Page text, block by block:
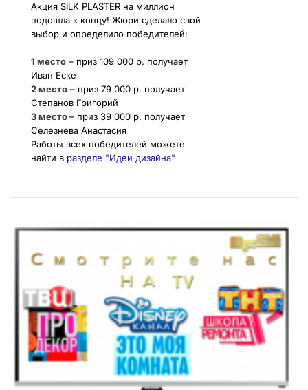
Акция SILK PLASTER на миллион
подошла к концу! Жюри сделало свой
выбор и определило победителей:
1 место – приз 109 000 р. получает
Иван Еске
2 место – приз 79 000 р. получает
Степанов Григорий
3 место– приз 39 000 р. получает
Селезнева Анастасия
Работы всех победителей можете
найти в разделе "Идеи дизайна"